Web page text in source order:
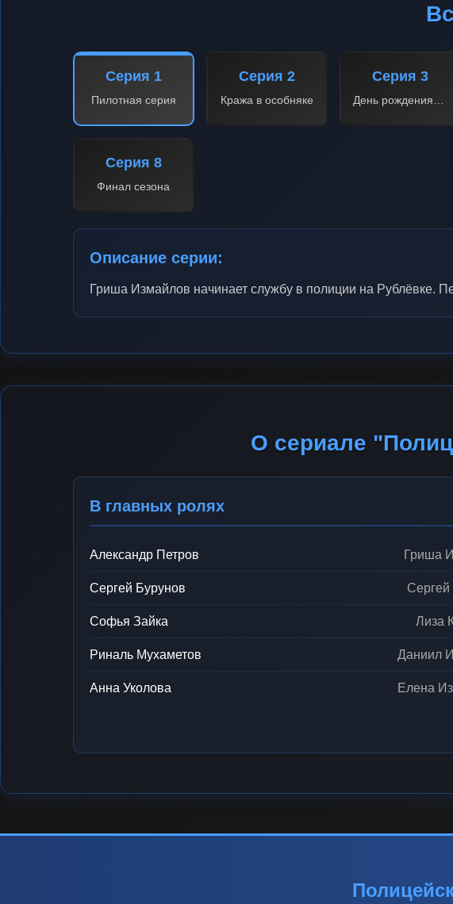
Серия 1
Пилотная серия
Серия 2
Кража в особняке
Серия 3
Серия 8
Финал сезона
Описание серии:
Гриша Измайлов начинает службу в полиции на Рублёвке.
О сериале
В главных ролях
Александр Петров Гриша
Сергей Бурунов
Софья Зайка Лиза
Риналь Мухаметов Даниил
Анна Уколова Елена